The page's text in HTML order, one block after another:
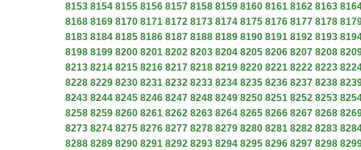
8153 8154 8155 8156 8157 8158 8159 8160 8161 8162 8163
8168 8169 8170 8171 8172 8173 8174 8175 8176 8177 8178
8183 8184 8185 8186 8187 8188 8189 8190 8191 8192 8193
8198 8199 8200 8201 8202 8203 8204 8205 8206 8207 8208
8213 8214 8215 8216 8217 8218 8219 8220 8221 8222 8223
8228 8229 8230 8231 8232 8233 8234 8235 8236 8237 8238
8243 8244 8245 8246 8247 8248 8249 8250 8251 8252 8253
8258 8259 8260 8261 8262 8263 8264 8265 8266 8267 8268
8273 8274 8275 8276 8277 8278 8279 8280 8281 8282 8283
8288 8289 8290 8291 8292 8293 8294 8295 8296 8297 8298